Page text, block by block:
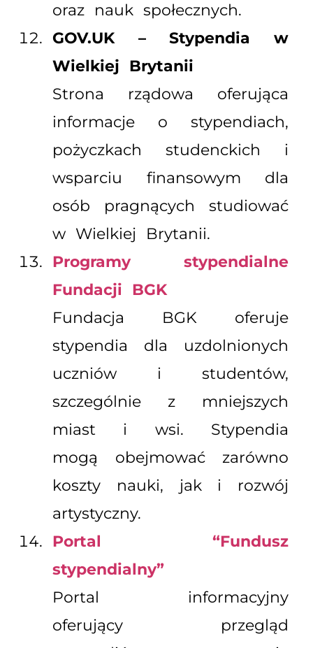
oraz nauk społecznych.
GOV.UK – Stypendia w
Wielkiej Brytanii
Strona rządowa oferująca
informacje o stypendiach,
pożyczkach studenckich i
wsparciu finansowym dla
osób pragnących studiować
w Wielkiej Brytanii.
Programy stypendialne
Fundacji BGK
Fundacja BGK oferuje
stypendia dla uzdolnionych
uczniów i studentów,
szczególnie z mniejszych
miast i wsi. Stypendia
mogą obejmować zarówno
koszty nauki, jak i rozwój
artystyczny.
Portal “Fundusz
stypendialny”
Portal informacyjny
oferujący przegląd